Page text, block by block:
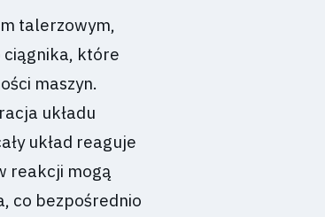
talerzowym,
które
maszyn.
układu
układ reaguje
reakcji mogą
co bezpośrednio